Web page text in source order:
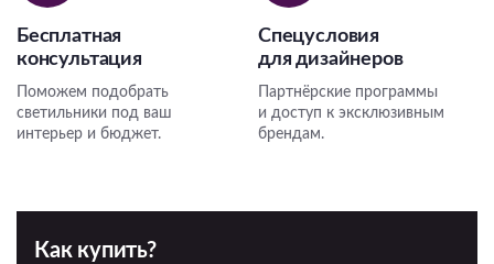
Бесплатная
консультация
Поможем подобрать
светильники под ваш
интерьер и бюджет.
Спецусловия
для дизайнеров
Партнёрские программы
и доступ к эксклюзивным
брендам.
Как купить?